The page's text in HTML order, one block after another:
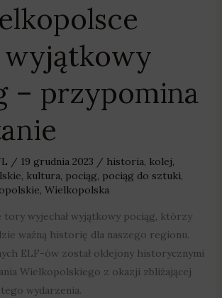
wyjątkowy
– przypomina
/ 19 grudnia 2023 / historia, kolej,
, kultura, pociąg, pociąg do sztuki,
, Wielkopolska
tory wyjechał wyjątkowy pociąg, którzy
ważną historię dla naszego regionu.
ELF-ów został oklejony historycznymi
Wielkopolskiego z okazji zbliżającej
wydarzenia.